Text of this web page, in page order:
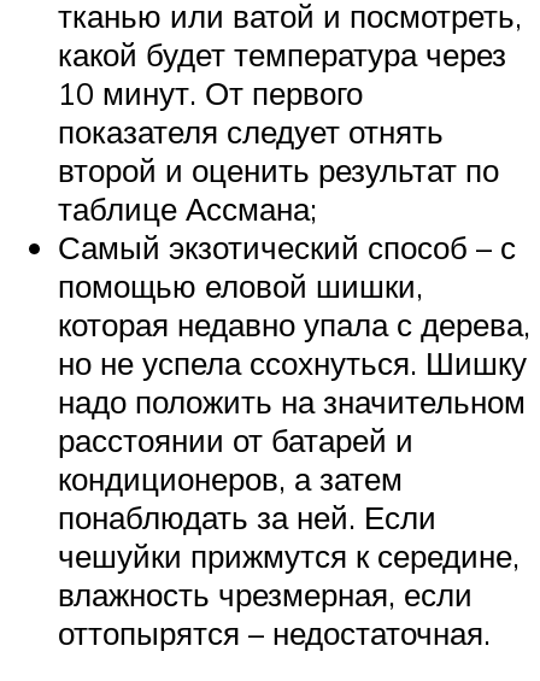
тканью или ватой и посмотреть,
какой будет температура через
10 минут. От первого
показателя следует отнять
второй и оценить результат по
таблице Ассмана;
Самый экзотический способ – с
помощью еловой шишки,
которая недавно упала с дерева,
но не успела ссохнуться. Шишку
надо положить на значительном
расстоянии от батарей и
кондиционеров, а затем
понаблюдать за ней. Если
чешуйки прижмутся к середине,
влажность чрезмерная, если
оттопырятся – недостаточная.